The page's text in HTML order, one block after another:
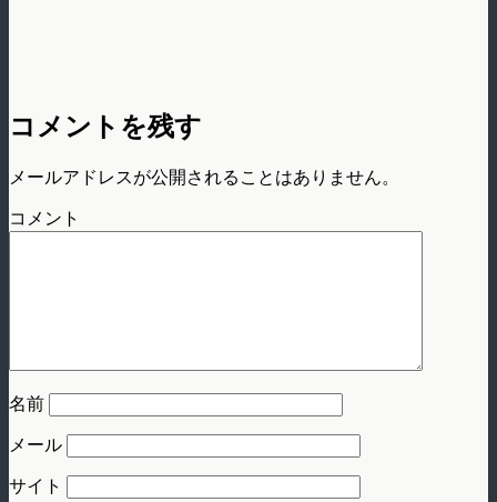
コメントを残す
メールアドレスが公開されることはありません。
コメント
名前
メール
サイト